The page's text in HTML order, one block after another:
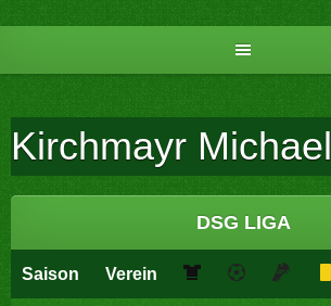
Kirchmayr Michael
DSG LIGA
Saison Verein